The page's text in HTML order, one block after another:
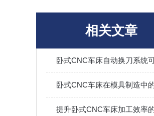
相关文章